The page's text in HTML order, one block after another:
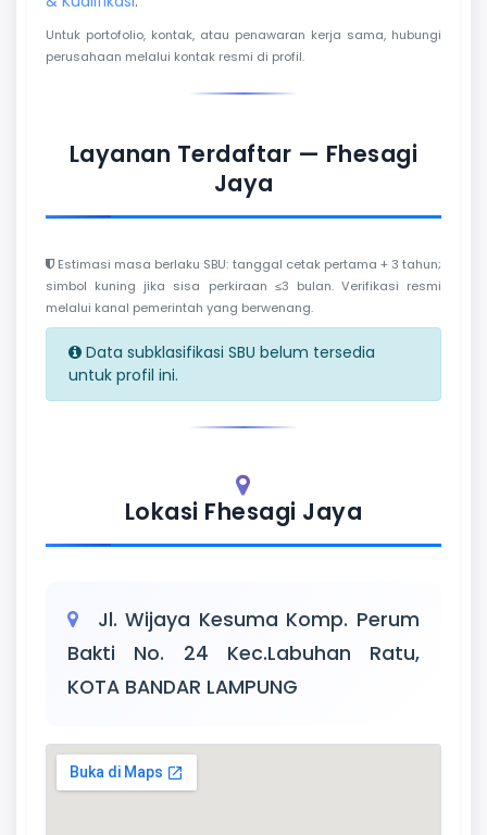
Untuk portofolio, kontak, atau penawaran kerja sama, hubungi
perusahaan melalui kontak resmi di profil.
Layanan Terdaftar — Fhesagi
Jaya
Estimasi masa berlaku SBU: tanggal cetak pertama + 3 tahun;
simbol kuning jika sisa perkiraan ≤3 bulan. Verifikasi resmi
melalui kanal pemerintah yang berwenang.
Data subklasifikasi SBU belum tersedia
untuk profil ini.
Lokasi Fhesagi Jaya
Jl. Wijaya Kesuma Komp. Perum
Bakti No. 24 Kec.Labuhan Ratu,
KOTA BANDAR LAMPUNG